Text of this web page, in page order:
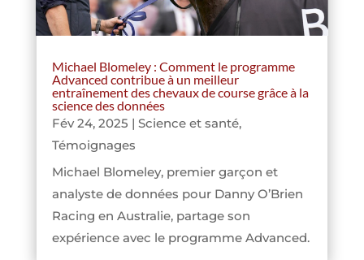
Michael Blomeley : Comment le programme
Advanced contribue à un meilleur
entraînement des chevaux de course grâce à la
science des données
Fév 24, 2025 | Science et santé,
Témoignages
Michael Blomeley, premier garçon et
analyste de données pour Danny O’Brien
Racing en Australie, partage son
expérience avec le programme Advanced.